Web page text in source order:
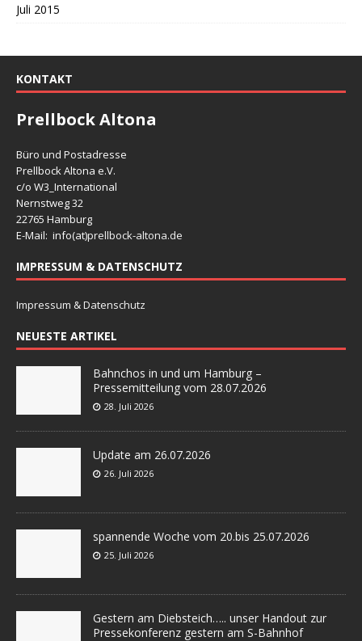
Juli 2015
KONTAKT
Prellbock Altona
Büro und Postadresse
Prellbock Altona e.V.
c/o W3_International
Nernstweg 32
22765 Hamburg
E-Mail: info(at)prellbock-altona.de
IMPRESSUM & DATENSCHUTZ
Impressum & Datenschutz
NEUESTE ARTIKEL
Bahnchos in und um Hamburg –
Pressemitteilung vom 28.07.2026
28. Juli 2026
Update am 26.07.2026
26. Juli 2026
spannende Woche vom 20.bis 25.07.2026
25. Juli 2026
Gestern am Diebsteich….. unser Handout zur
Pressekonferenz gestern am S-Bahnhof